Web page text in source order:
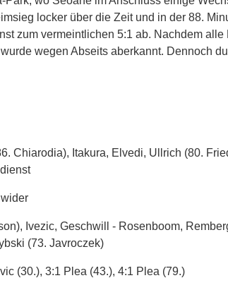
locker über die Zeit und in der 88.
zum vermeintlichen 5:1 ab. Nachdem
wegen Abseits aberkannt. Dennoch
Chiarodia), Itakura, Elvedi, Ullrich (80.
Ivezic, Geschwill - Rosenboom,
(73. Javroczek)
(30.), 3:1 Plea (43.), 4:1 Plea (79.)